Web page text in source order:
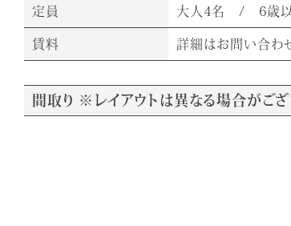
定員 大人4名 / 6歳以
賃料 詳細はお問い合わ
間取り ※レイアウトは異なる場合がご